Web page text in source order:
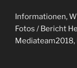
Informationen,
Fotos / Bericht